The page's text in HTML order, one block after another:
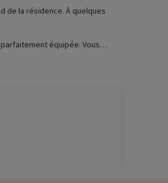
de la résidence. À quelques
équipée. Vous
soirées détente et